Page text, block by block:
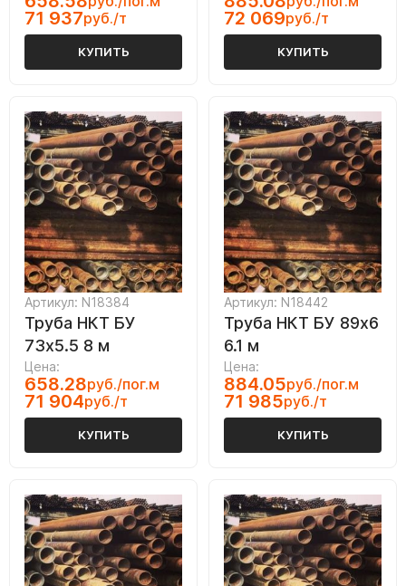
71 937руб./т
КУПИТЬ
72 069руб./т
КУПИТЬ
Артикул: N18384
Труба НКТ БУ
73х5.5 8 м
Цена:
658.28руб./пог.м
71 904руб./т
КУПИТЬ
Артикул: N18442
Труба НКТ БУ 89х6
6.1 м
Цена:
884.05руб./пог.м
71 985руб./т
КУПИТЬ